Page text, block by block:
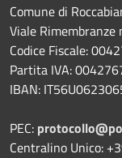
Comune di
Viale
Codice Fiscale:
Partita IVA:
IBAN:
PEC:
Centralino Unico: